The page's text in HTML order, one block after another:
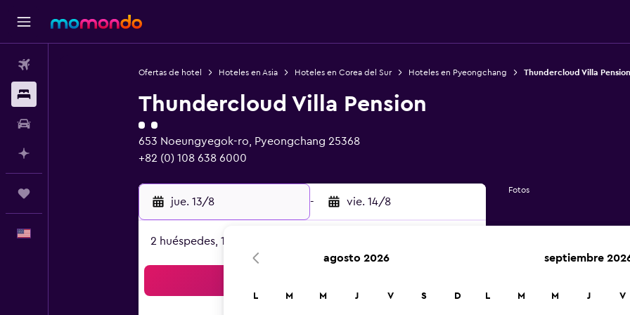
Ofertas de hotel Hoteles en Asia Hoteles en Corea del Sur Hoteles en Pyeongchang Thundercloud Villa Pension
Thundercloud Villa Pension
Categoría 2
653 Noeungyegok-ro, Pyeongchang 25368
+82 (0) 108 638 6000
jue. 13/8 - vie. 14/8
2 huéspedes, 1 habitación
Fotos
agosto 2026
L M M J V S D
septiembre
L M M J V